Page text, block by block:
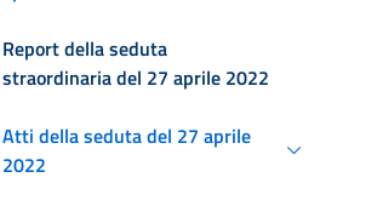
Report della seduta
straordinaria del 27 aprile 2022
Atti della seduta del 27 aprile
2022